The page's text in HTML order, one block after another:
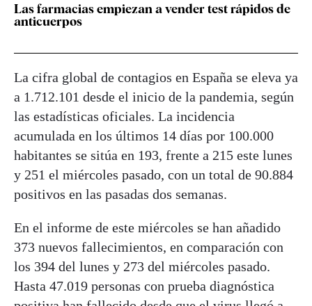
Las farmacias empiezan a vender test rápidos de
anticuerpos
La cifra global de contagios en España se eleva ya
a 1.712.101 desde el inicio de la pandemia, según
las estadísticas oficiales. La incidencia
acumulada en los últimos 14 días por 100.000
habitantes se sitúa en 193, frente a 215 este lunes
y 251 el miércoles pasado, con un total de 90.884
positivos en las pasadas dos semanas.
En el informe de este miércoles se han añadido
373 nuevos fallecimientos, en comparación con
los 394 del lunes y 273 del miércoles pasado.
Hasta 47.019 personas con prueba diagnóstica